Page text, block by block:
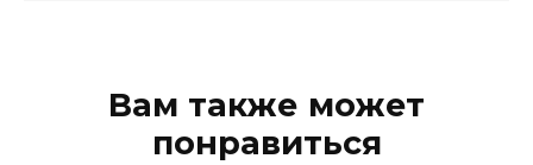
Вам также может
понравиться